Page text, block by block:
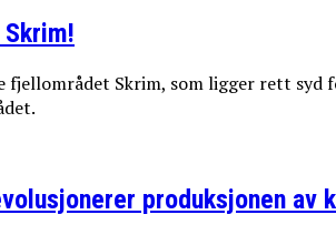
fjellområdet Skrim, som ligger rett
produksjonen av